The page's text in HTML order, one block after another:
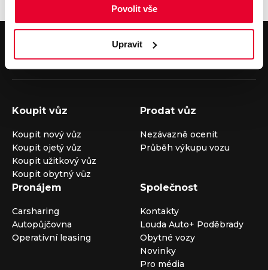
Povolit vše
Upravit
nebo nám napište na e-mailauto@louda.cz
Koupit vůz
Koupit nový vůz
Koupit ojetý vůz
Koupit užitkový vůz
Koupit obytný vůz
Prodat vůz
Nezávazně ocenit
Průběh výkupu vozu
Pronájem
Carsharing
Autopůjčovna
Operativní leasing
Společnost
Kontakty
Louda Auto+ Poděbrady
Obytné vozy
Novinky
Pro média